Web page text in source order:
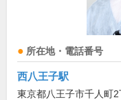
所在地・電話番号
西八王子駅
東京都八王子市千人町